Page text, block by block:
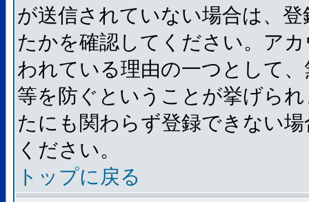
が送信されていない場合は、
たかを確認してください。ア
われている理由の一つとして
等を防ぐということが挙げら
たにも関わらず登録できない
ください。
トップに戻る